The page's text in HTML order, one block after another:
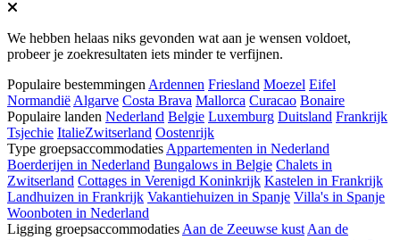
We hebben helaas niks gevonden wat aan je wensen voldoet,
probeer je zoekresultaten iets minder te verfijnen.
Populaire bestemmingen Ardennen Friesland Moezel Eifel
Normandië Algarve Costa Brava Mallorca Curacao Bonaire
Populaire landen Nederland Belgie Luxemburg Duitsland Frankrijk
Tsjechie ItalieZwitserland Oostenrijk
Type groepsaccommodaties Appartementen in Nederland
Boerderijen in Nederland Bungalows in Belgie Chalets in
Zwitserland Cottages in Verenigd Koninkrijk Kastelen in Frankrijk
Landhuizen in Frankrijk Vakantiehuizen in Spanje Villa's in Spanje
Woonboten in Nederland
Ligging groepsaccommodaties Aan de Zeeuwse kust Aan de